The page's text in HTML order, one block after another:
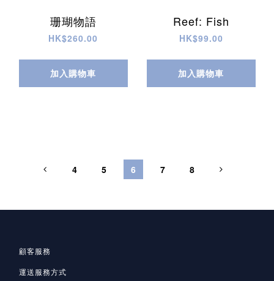
珊瑚物語
HK$260.00
加入購物車
Reef: Fish
HK$99.00
加入購物車
4 5 6 7 8
顧客服務
運送服務方式